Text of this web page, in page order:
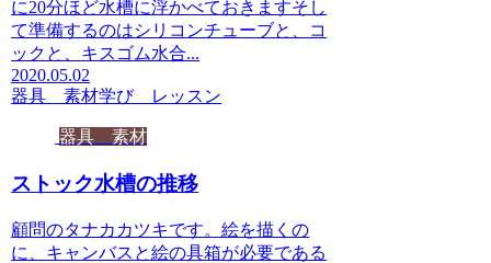
に20分ほど水槽に浮かべておきますそし
て準備するのはシリコンチューブと、コ
ックと、キスゴム水合...
2020.05.02
器具 素材学び レッスン
器具 素材
ストック水槽の推移
顧問のタナカカツキです。絵を描くの
に、キャンバスと絵の具箱が必要である